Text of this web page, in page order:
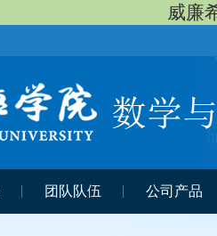
威廉
团队队伍 公司产品